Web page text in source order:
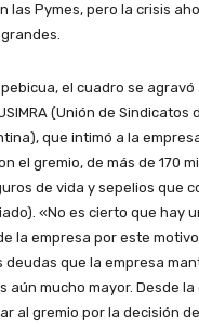
las Pymes, pero la crisis
el cuadro se
(Unión de Sindicatos
que intimó a la
el gremio, de más de 170
de vida y sepelios que
«No es cierto que hay
la empresa por este
deudas que la empresa
aún mucho mayor. Desde
al gremio por la decisión